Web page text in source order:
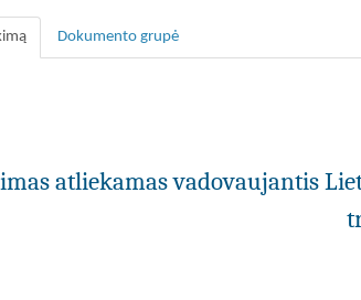
Dokumento grupė
atliekamas vadovaujantis